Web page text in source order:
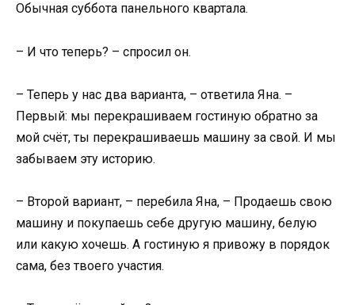
Обычная суббота панельного квартала.
– И что теперь? – спросил он.
– Теперь у нас два варианта, – ответила Яна. –
Первый: мы перекрашиваем гостиную обратно за
мой счёт, ты перекрашиваешь машину за свой. И мы
забываем эту историю.
– Второй вариант, – перебила Яна, – Продаешь свою
машину и покупаешь себе другую машину, белую
или какую хочешь. А гостиную я привожу в порядок
сама, без твоего участия.